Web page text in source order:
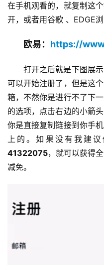
在手机观看的，就复制这
开，或者用谷歌 、EDGE浏
欧易： https://
打开之后就是下图展
可以开始注册了，但是这
箱，不然你是进行不了下
的选项，点击右边的小箭
你是直接复制链接到你手
上的。如果没有我建议
41322075，就可以获得
减免。